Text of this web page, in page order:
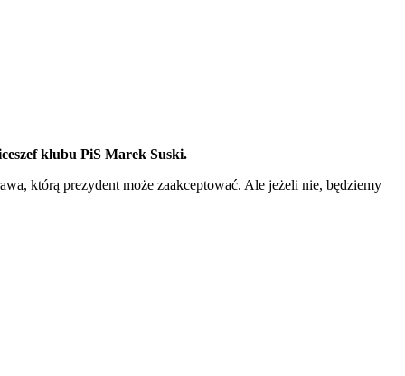
klubu PiS Marek Suski.
którą prezydent może zaakceptować. Ale jeżeli nie, będziemy